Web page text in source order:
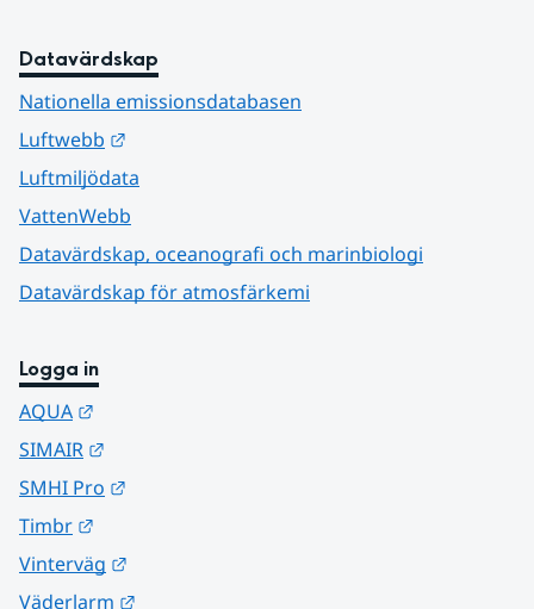
Datavärdskap
Nationella emissionsdatabasen
Luftwebb
Luftmiljödata
VattenWebb
Datavärdskap, oceanografi och marinbiologi
Datavärdskap för atmosfärkemi
Logga in
AQUA
SIMAIR
SMHI Pro
Timbr
Vinterväg
Väderlarm